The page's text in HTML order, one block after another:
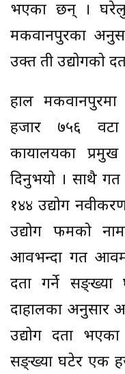
भएका छन् । घरेलु
मकवानपुरका
उक्त ती उद्योगको
हाल
हजार ७५६ वटा
कार्यालयका
दिनुभयो । साथै गत
१४४ उद्योग
उद्योग फर्मको
आवभन्दा गत
दर्ता गर्ने
दाहालका अनुसार
उद्योग दर्ता
सङ्ख्या घटेर एक